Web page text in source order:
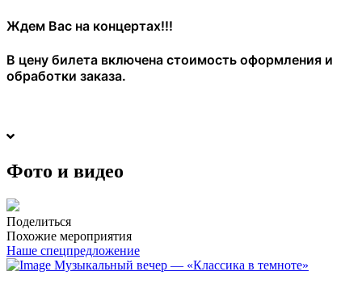
Ждем Вас на концертах!!!
В цену билета включена стоимость оформления и
обработки заказа.
Фото и видео
Поделиться
Похожие мероприятия
Наше спецпредложение
Музыкальный вечер — «Классика в темноте»